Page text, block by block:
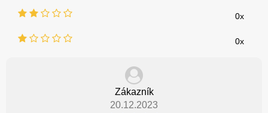
0x
0x
Zákazník
20.12.2023